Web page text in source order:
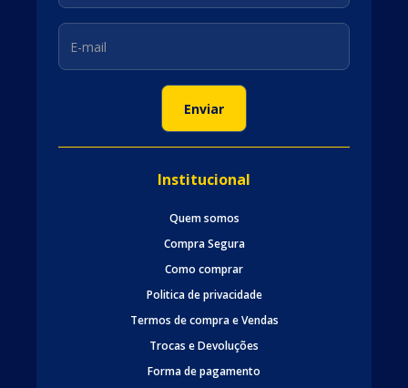
Institucional
Quem somos
Compra Segura
Como comprar
Politica de privacidade
Termos de compra e Vendas
Trocas e Devoluções
Forma de pagamento